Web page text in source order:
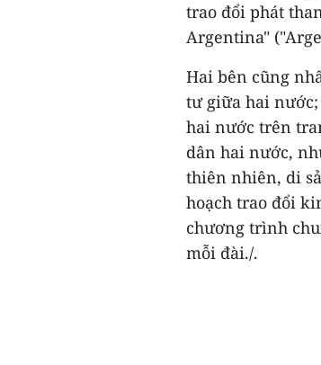
trao đổi phát
Argentina"
Hai bên cũng
tư giữa hai
hai nước trên
dân hai nước,
thiên nhiên, di
hoạch trao đổi
chương trình
mỗi đài./.